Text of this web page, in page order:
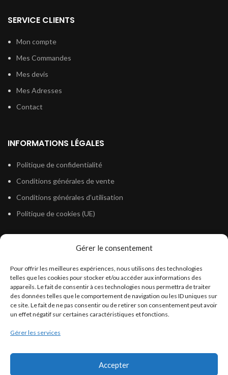
Gérer le consentement
Pour offrir les meilleures expériences, nous utilisons des technologies
telles que les cookies pour stocker et/ou accéder aux informations des
appareils. Le fait de consentir à ces technologies nous permettra de traiter
des données telles que le comportement de navigation ou les ID uniques sur
ce site. Le fait de ne pas consentir ou de retirer son consentement peut avoir
un effet négatif sur certaines caractéristiques et fonctions.
Gérer les services
Accepter
SERVICE CLIENTS
Mon compte
Mes Commandes
Mes devis
Mes Adresses
Contact
INFORMATIONS LÉGALES
Politique de confidentialité
Conditions générales de vente
Conditions générales d’utilisation
Politique de cookies (UE)
Législation Gasoil Fioul GNR
Législation Essence
Législation Adblue
Législation Eau
Législation Lubrifiant
Législation Phytosanitaire